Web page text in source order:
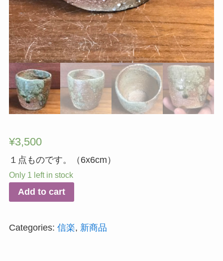
¥3,500
１点ものです。（6x6cm）
Only 1 left in stock
Add to cart
Categories: 信楽, 新商品